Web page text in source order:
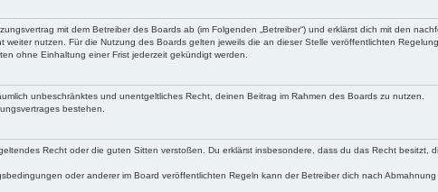
mit dem Betreiber des Boards ab (im Folgenden „Betreiber“) und erklärst dich mit den
nutzen. Für die Nutzung des Boards gelten jeweils die an dieser Stelle veröffentlichten
ohne Einhaltung einer Frist jederzeit gekündigt werden.
unbeschränktes und unentgeltliches Recht, deinen Beitrag im Rahmen des Boards zu nutzen.
bestehen.
Recht oder die guten Sitten verstoßen. Du erklärst insbesondere, dass du das Recht besitzt,
oder anderer im Board veröffentlichten Regeln kann der Betreiber dich nach